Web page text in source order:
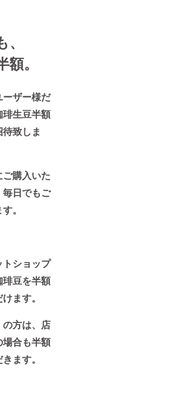
。
ザー様だ
生豆半額
致しま
購入いた
日でもご
。
ショップ
豆を半額
ます。
の方は、店
合も半額
ます。